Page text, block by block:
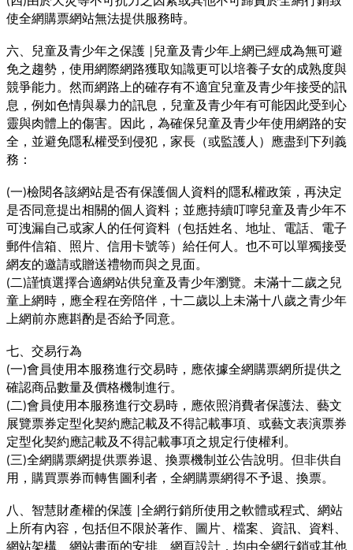
使全網購票網站無法提供服務時。
六、兒童及青少年之保護 兒童及青少年上網已經成為無可避
免之趨勢，使用網際網路獲取知識更可以培養子女的成熟度與
競爭能力。然而網路上的確存有不適宜兒童及青少年接受的訊
息，例如色情與暴力的訊息，兒童及青少年有可能因此受到心
靈與肉體上的傷害。因此，為確保兒童及青少年使用網路的安
全，並避免隱私權受到侵犯，家長（或監護人）應盡到下列義
務：
(一)檢閱各該網站是否有保護個人資料的隱私權政策，再決定
是否同意提出相關的個人資料；並應持續叮嚀兒童及青少年不
可洩漏自己或家人的任何資料（包括姓名、地址、電話、電子
郵件信箱、照片、信用卡號等）給任何人。也不可以單獨接受
網友的邀請或贈送禮物而與之見面。
(二)謹慎選擇合適網站供兒童及青少年瀏覽。未滿十二歲之兒
童上網時，應全程在旁陪伴，十二歲以上未滿十八歲之青少年
上網前亦應斟酌是否給予同意。
七、交易行為
(一)會員使用本服務進行交易時，應依據全網購票網所提供之
確認商品數量及價格機制進行。
(二)會員使用本服務進行交易時，應依照消費者保護法、藝文
展覽票券定型化契約應記載及不得記載事項、或藝文表演票券
定型化契約應記載及不得記載事項之規定行使權利。
(三)全網購票網提供票券退、換票機制並公告說明。但非供自
用，購買票券而轉售圖利者，全網購票網得不予退、換票。
八、智慧財產權的保護 全網行銷所使用之軟體或程式、網站
上所有內容，包括但不限於著作、圖片、檔案、資訊、資料、
網站架構、網站畫面的安排、網頁設計，均由全網行銷或其他